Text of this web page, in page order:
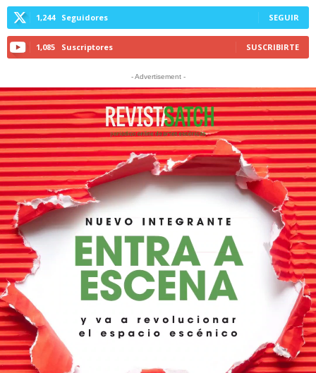
1,244 Seguidores SEGUIR
1,085 Suscriptores SUSCRIBIRTE
- Advertisement -